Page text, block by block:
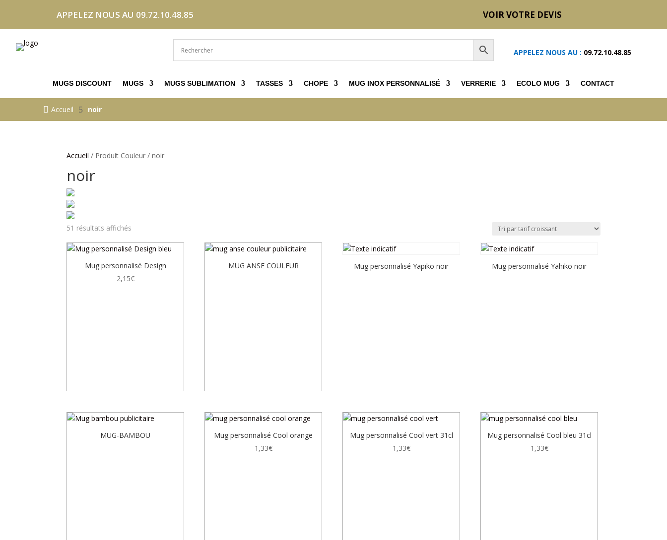
APPELEZ NOUS AU 09.72.10.48.85 VOIR VOTRE DEVIS
APPELEZ NOUS AU : 09.72.10.48.85
MUGS DISCOUNT MUGS MUGS SUBLIMATION TASSES CHOPE MUG INOX PERSONNALISÉ VERRERIE ECOLO MUG CONTACT
 Accueil 5 noir
Accueil / Produit Couleur / noir
noir
51 résultats affichés
prix
croissant
Mug personnalisé Design
2,15€
MUG ANSE COULEUR Mug personnalisé Yapiko noir Mug personnalisé Yahiko noir
MUG-BAMBOU
Mug personnalisé Cool orange
1,33€
Mug personnalisé Cool vert 31cl
1,33€
Mug personnalisé Cool bleu 31cl
1,33€